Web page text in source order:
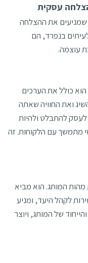
עסקית
שמניעים את ההצלחה
בנפרד, הם
עוצמה.
כולל את הערכים
ואת החוויה שאתה
להתבלט ולהיות
מתמשך עם הלקוחות. זה
המותג. הוא מביא
לקהל היעד, ומניע
של המותג, ויוצר